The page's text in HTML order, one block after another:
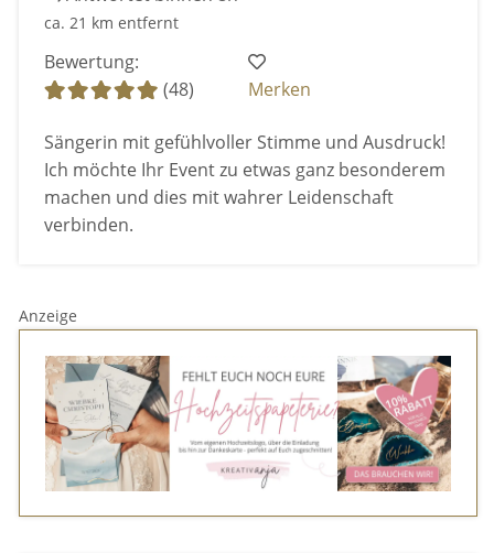
ca. 21 km entfernt
Bewertung:
(48)
Merken
Sängerin mit gefühlvoller Stimme und Ausdruck!
Ich möchte Ihr Event zu etwas ganz besonderem
machen und dies mit wahrer Leidenschaft
verbinden.
Anzeige